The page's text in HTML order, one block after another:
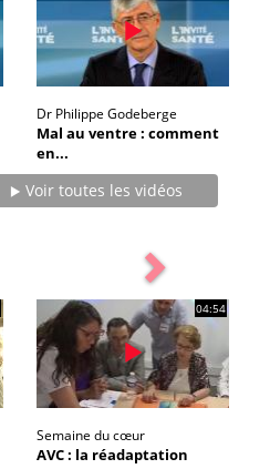
Dr Philippe Godeberge
Mal au ventre : comment
en...
Voir toutes les vidéos
04:54
Semaine du cœur
AVC : la réadaptation